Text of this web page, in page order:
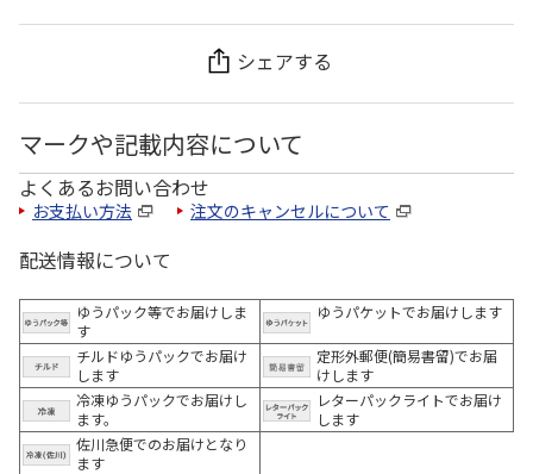
シェアする
マークや記載内容について
よくあるお問い合わせ
お支払い方法 注文のキャンセルについて
配送情報について
ゆうパック等でお届けしま
す
ゆうパケットでお届けします
チルドゆうパックでお届け
します
定形外郵便(簡易書留)でお届
けします
冷凍ゆうパックでお届けし
ます。
レターパックライトでお届け
します
佐川急便でのお届けとなり
ます